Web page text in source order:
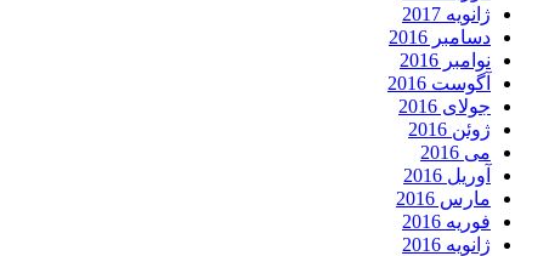
ژانویه 2017
دسامبر 2016
نوامبر 2016
آگوست 2016
جولای 2016
ژوئن 2016
می 2016
آوریل 2016
مارس 2016
فوریه 2016
ژانویه 2016